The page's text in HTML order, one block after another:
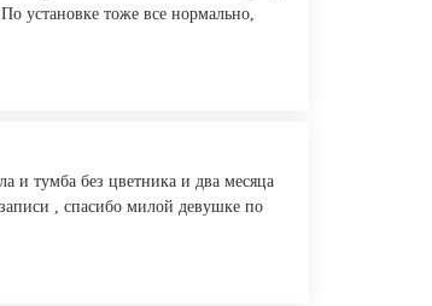
установке тоже все нормально,
и тумба без цветника и два месяца
, спасибо милой девушке по